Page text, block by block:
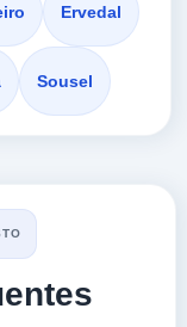
VER PREÇOS
Ervedal
Sousel